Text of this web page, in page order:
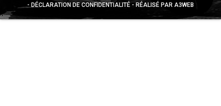
DÉCLARATION DE CONFIDENTIALITÉ
RÉALISÉ PAR A3WEB